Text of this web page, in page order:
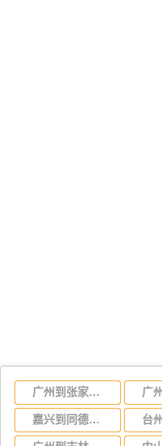
广州到张家口物流专线/广州到张家口货运
嘉兴到同德物流公司-货运专线价格优惠「按时送达」